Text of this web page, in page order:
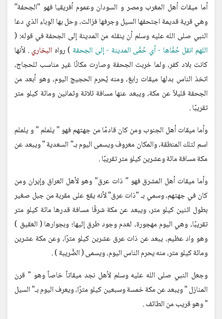
أما ميقات أهل المغرب ومصر و السودان وعموم أفريقيا فهو "الجحفة"
وهي قرية قديمة اجتحفها السيل وجرفها فزالت، وحل بها الوباء الذي دعا
النبي صلى الله عليه وسلم أن ينقله من المدينة إلى الجحفة في قوله: (
اللهم انقل حُمَّاها - أي حُمَّى المدينة - إلى الجحفة ) رواه البخاري. لأنها
كانت بلاد كفر، ولما خربت الجحفة وصارت مكانًا غير مناسب للحجاج،
اتخذ الناس بدلها ميقات رابغ، ومنه يُحرم الحجيج اليوم، وهو أبعد من
الجحفة قليلاً عن مكة، ويبعد عنها مسافة ثلاثة وثمانين ومائة كيلو متر
تقريبًا .
وأما ميقات أهل الجنوب ومن كان قادمًا من جهتهم فهو " يلملم " و يلملم
اسم لتلك المنطقة، والمكان معروف ويسمى اليوم بـ" السعدية " ويبعد عن
مكة مسافة مائة وعشرين كيلو متر تقريبًا .
وأما ميقات أهل المشرق فهو " ذات عرق" وهو لأهل العراق وإيران ومن
كان في جهتهم، وسمي بـ "ذات عرق" لأنه يقع على مقربة من جبل صغير
بطول اثنين كيلو متر، ويبعد عن مكة شرقًا مسافة قدرها مائة كيلو متر
تقريبًا، وهي اليوم مهجورة، لعدم وجود طرق إليها؛ وبجوارها ( العقيق )
وهو واد عظيم، يبعد عن ذات عرق عشرين كيلو مترًا، وعن مكة عشرين
ومائة كيلو متر، منه يحرم الناس اليوم، ويسمى ( الضَّريبة ) .
وجعل النبي صلى الله عليه وسلم لأهل نجد ميقاتاً خاصاً وهو " قرن
المنازل " ويبعد عن مكة خمسة وسبعين كيلو مترًا، ويعرف اليوم بـ" السيل
" وهو قريب من الطائف .